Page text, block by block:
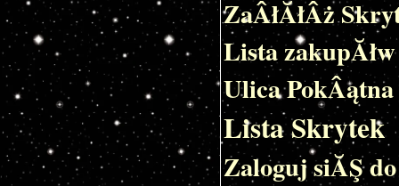
ZaÂłĂłÂż
Lista zakupĂłw
Ulica PokÂątna
Lista Skrytek
Zaloguj siĂŞ